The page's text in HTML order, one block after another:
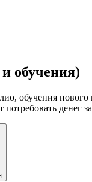
обучения)
обучения